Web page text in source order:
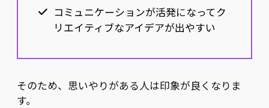
コミュニケーションが活発になってク
リエイティブなアイデアが出やすい
そのため、思いやりがある人は印象が良くなりま
す。